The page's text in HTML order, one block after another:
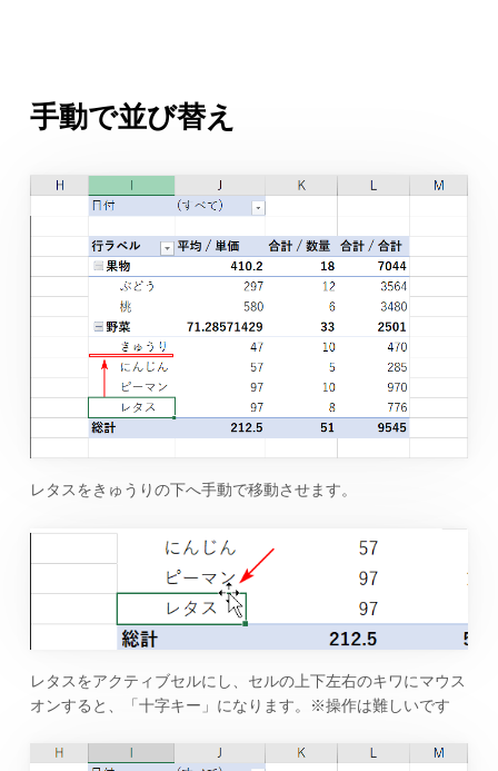
手動で並び替え
レタスをきゅうりの下へ手動で移動させます。
レタスをアクティブセルにし、セルの上下左右のキワにマウス
オンすると、「十字キー」になります。※操作は難しいです